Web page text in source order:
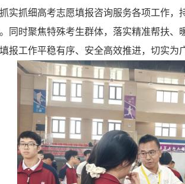
实抓细高考志愿填报咨询服务各项工作
同时聚焦特殊考生群体，落实精准帮扶
报工作平稳有序、安全高效推进，切实